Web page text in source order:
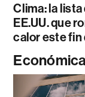
Clima: la
EE.UU. que
calor este fin